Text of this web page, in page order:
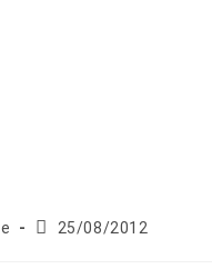
Publication
25/08/2012